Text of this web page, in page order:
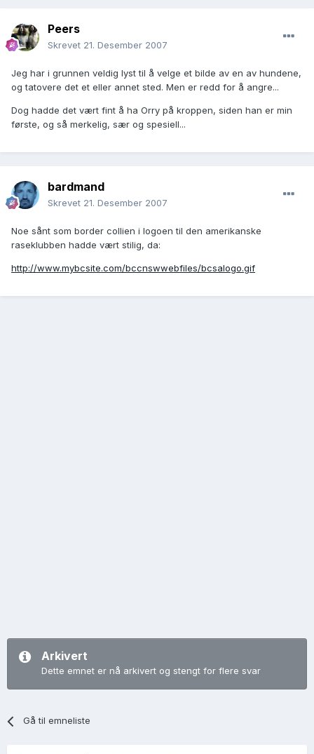
Peers
Skrevet 21. Desember 2007
Jeg har i grunnen veldig lyst til å velge et bilde av en av hundene,
og tatovere det et eller annet sted. Men er redd for å angre...
Dog hadde det vært fint å ha Orry på kroppen, siden han er min
første, og så merkelig, sær og spesiell...
bardmand
Skrevet 21. Desember 2007
Noe sånt som border collien i logoen til den amerikanske
raseklubben hadde vært stilig, da:
http://www.mybcsite.com/bccnswwebfiles/bcsalogo.gif
Arkivert
Dette emnet er nå arkivert og stengt for flere svar
Gå til emneliste